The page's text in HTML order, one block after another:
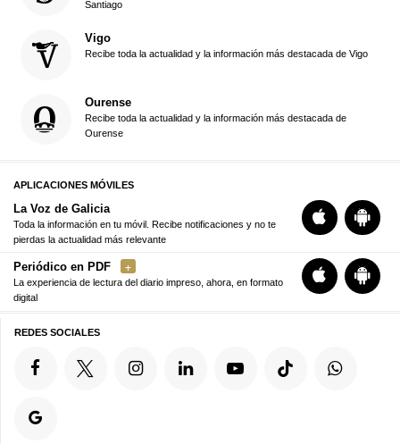
Santiago
Vigo
Recibe toda la actualidad y la información más destacada de Vigo
Ourense
Recibe toda la actualidad y la información más destacada de
Ourense
APLICACIONES MÓVILES
La Voz de Galicia
Toda la información en tu móvil. Recibe notificaciones y no te
pierdas la actualidad más relevante
Periódico en PDF
La experiencia de lectura del diario impreso, ahora, en formato
digital
REDES SOCIALES